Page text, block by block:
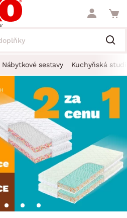
Nábytkové sestavy Kuchyňská